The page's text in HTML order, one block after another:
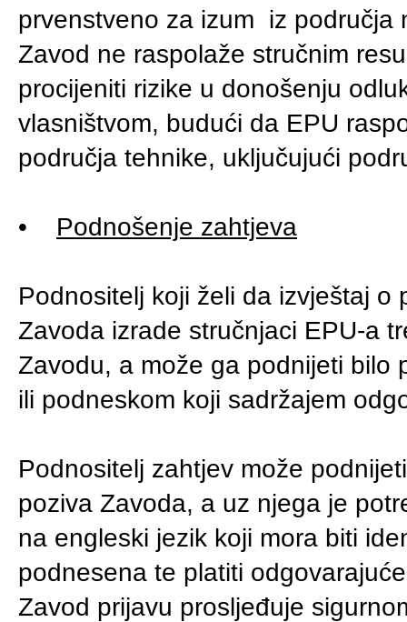
prvenstveno za izum iz područja
Zavod ne raspolaže stručnim
procijeniti rizike u donošenju
vlasništvom, budući da EPU
područja tehnike, uključujući
• Podnošenje zahtjeva
Podnositelj koji želi da izvještaj
Zavoda izrade stručnjaci EPU-a
Zavodu, a može ga podnijeti
ili podneskom koji sadržajem
Podnositelj zahtjev može
poziva Zavoda, a uz njega je
na engleski jezik koji mora biti
podnesena te platiti
Zavod prijavu prosljeđuje